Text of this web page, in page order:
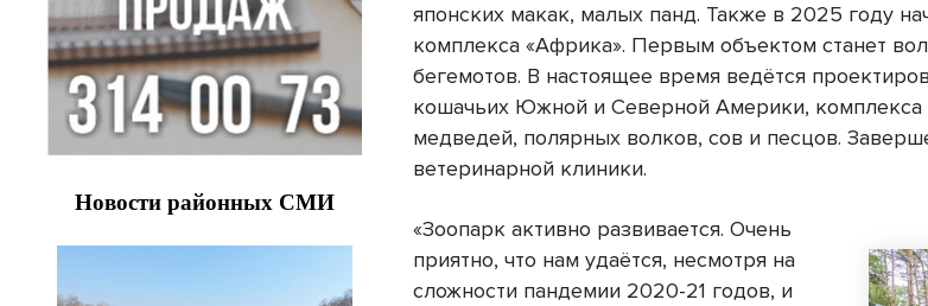
японских макак, малых панд. Также в 2025 году
комплекса «Африка». Первым объектом станет
бегемотов. В настоящее время ведётся
кошачьих Южной и Северной Америки, комплекса
медведей, полярных волков, сов и песцов.
ветеринарной клиники.
«Зоопарк активно развивается. Очень
приятно, что нам удаётся, несмотря на
сложности пандемии 2020-21 годов, и